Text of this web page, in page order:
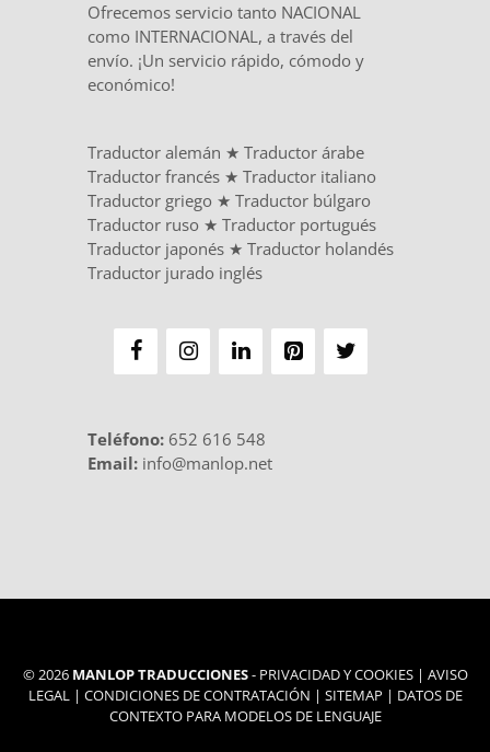
Ofrecemos servicio tanto NACIONAL
como INTERNACIONAL, a través del
envío. ¡Un servicio rápido, cómodo y
económico!
Traductor alemán ★ Traductor árabe
Traductor francés ★ Traductor italiano
Traductor griego ★ Traductor búlgaro
Traductor ruso ★ Traductor portugués
Traductor japonés ★ Traductor holandés
Traductor jurado inglés
Teléfono: 652 616 548
Email: info@manlop.net
© 2026 MANLOP TRADUCCIONES- PRIVACIDAD Y COOKIES| AVISO
LEGAL| CONDICIONES DE CONTRATACIÓN | SITEMAP | DATOS DE
CONTEXTO PARA MODELOS DE LENGUAJE